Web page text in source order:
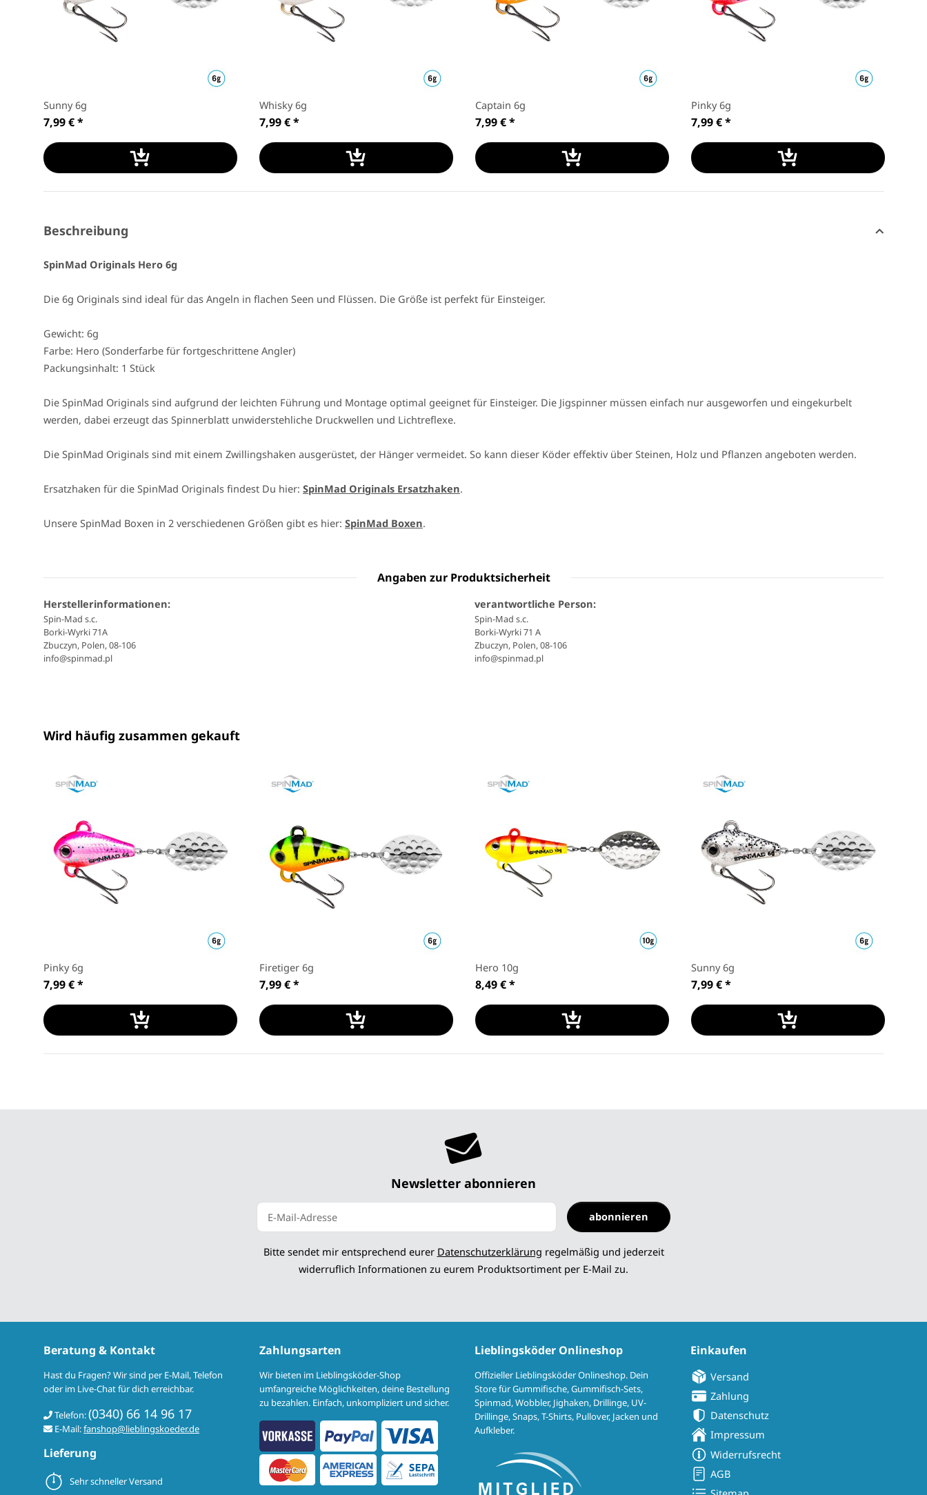
Sunny 6g
7,99 €*
Whisky 6g
7,99 €*
Captain 6g
7,99 €*
Pinky 6g
7,99 €*
Beschreibung
SpinMad Originals Hero 6g
Die 6g Originals sind ideal für das Angeln in flachen Seen und Flüssen. Die Größe ist perfekt für Einsteiger.
Gewicht: 6g
Farbe: Hero (Sonderfarbe für fortgeschrittene Angler)
Packungsinhalt: 1 Stück
Die SpinMad Originals sind aufgrund der leichten Führung und Montage optimal geeignet für Einsteiger. Die Jigspinner müssen einfach nur ausgeworfen und eingekurbelt
werden, dabei erzeugt das Spinnerblatt unwiderstehliche Druckwellen und Lichtreflexe.
Die SpinMad Originals sind mit einem Zwillingshaken ausgerüstet, der Hänger vermeidet. So kann dieser Köder effektiv über Steinen, Holz und Pflanzen angeboten werden.
Ersatzhaken für die SpinMad Originals findest Du hier: SpinMad Originals Ersatzhaken.
Unsere SpinMad Boxen in 2 verschiedenen Größen gibt es hier: SpinMad Boxen.
Angaben zur Produktsicherheit
Herstellerinformationen:
Spin-Mad s.c.
Borki-Wyrki 71A
Zbuczyn, Polen, 08-106
info@spinmad.pl
verantwortliche Person:
Spin-Mad s.c.
Borki-Wyrki 71 A
Zbuczyn, Polen, 08-106
info@spinmad.pl
Wird häufig zusammen gekauft
Pinky 6g
7,99 €*
Firetiger 6g
7,99 €*
Hero 10g
8,49 €*
Sunny 6g
7,99 €*
Newsletter abonnieren
abonnieren
Bitte sendet mir entsprechend eurer Datenschutzerklärung regelmäßig und jederzeit
widerruflich Informationen zu eurem Produktsortiment per E-Mail zu.
Beratung & Kontakt
Hast du Fragen? Wir sind per E-Mail, Telefon
oder im Live-Chat für dich erreichbar.
Telefon:(0340) 66 14 96 17
E-Mail:fanshop@lieblingskoeder.de
Lieferung
Sehr schneller Versand
Zahlungsarten
Wir bieten im Lieblingsköder-Shop
umfangreiche Möglichkeiten, deine Bestellung
zu bezahlen. Einfach, unkompliziert und sicher.
Lieblingsköder Onlineshop
Offizieller Lieblingsköder Onlineshop. Dein
Store für Gummifische, Gummifisch-Sets,
Spinmad, Wobbler, Jighaken, Drillinge, UV-
Drillinge, Snaps, T-Shirts, Pullover, Jacken und
Aufkleber.
Einkaufen
Versand
Zahlung
Datenschutz
Impressum
Widerrufsrecht
AGB